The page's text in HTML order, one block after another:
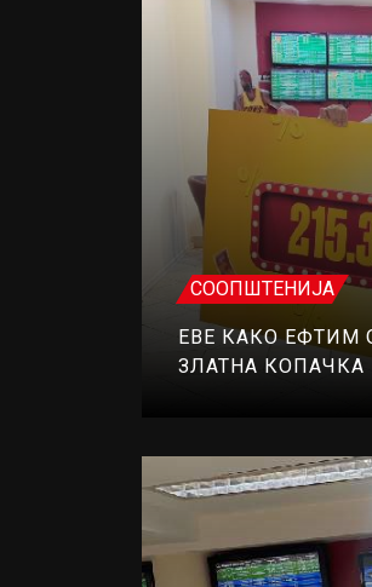
СООПШТЕНИЈА
ЕВЕ КАКО ЕФТИМ
ЗЛАТНА КОПАЧКА